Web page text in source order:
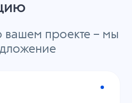
вашем проекте – мы